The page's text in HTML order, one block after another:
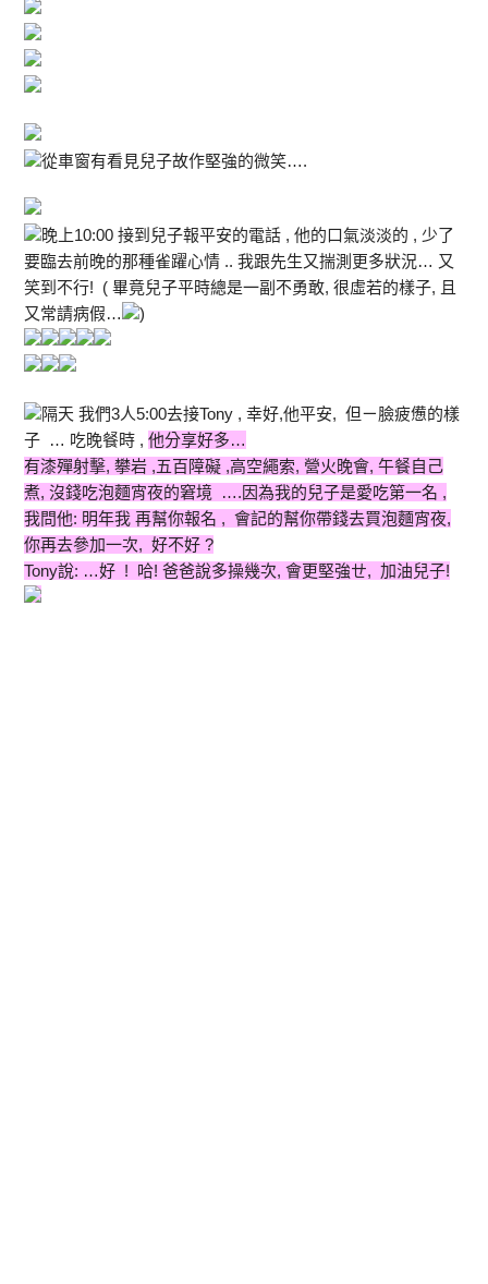
從車窗有看見兒子故作堅強的微笑….
晚上10:00 接到兒子報平安的電話 , 他的口氣淡淡的 , 少了
要臨去前晚的那種雀躍心情 .. 我跟先生又揣測更多狀況… 又
笑到不行! ( 畢竟兒子平時總是一副不勇敢, 很虛若的樣子, 且
又常請病假…
)
隔天 我們3人5:00去接Tony , 幸好,他平安, 但ㄧ臉疲憊的樣
子 … 吃晚餐時 ,他分享好多…
有漆殫射擊, 攀岩 ,五百障礙 ,高空繩索, 營火晚會, 午餐自己
煮, 沒錢吃泡麵宵夜的窘境 ….因為我的兒子是愛吃第一名 ,
我問他: 明年我 再幫你報名 , 會記的幫你帶錢去買泡麵宵夜,
你再去參加一次, 好不好 ?
Tony說: …好 ! 哈! 爸爸說多操幾次, 會更堅強ㄝ, 加油兒子!